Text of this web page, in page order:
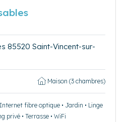
85520 Saint-Vincent-sur-
Maison (3 chambres)
fibre optique • Jardin • Linge
privé • Terrasse • WiFi